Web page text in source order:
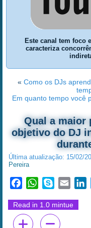
Este canal tem foco
caracteriza
« Como os DJs
Em quanto tempo você
Qual a maior
objetivo do DJ
Última atualização: 15/02/
Pereira
FacebookWhatsApp
Skype Email
Read in 1.0 mintue